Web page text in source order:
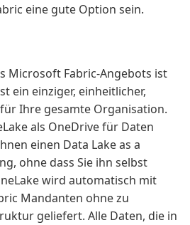
eine gute Option sein.
Microsoft Fabric-Angebots ist
ein einziger, einheitlicher,
Ihre gesamte Organisation.
als OneDrive für Daten
einen Data Lake as a
ohne dass Sie ihn selbst
wird automatisch mit
Mandanten ohne zu
geliefert. Alle Daten, die in